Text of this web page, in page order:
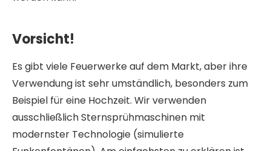
Vorsicht!
Es gibt viele Feuerwerke auf dem Markt, aber ihre
Verwendung ist sehr umständlich, besonders zum
Beispiel für eine Hochzeit. Wir verwenden
ausschließlich Sternsprühmaschinen mit
modernster Technologie (simulierte